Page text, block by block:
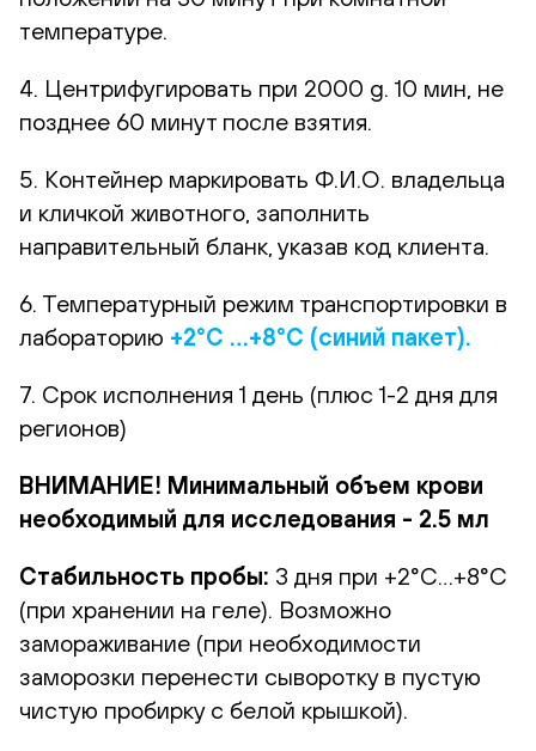
температуре.
4. Центрифугировать при 2000 g. 10 мин, не
позднее 60 минут после взятия.
5. Контейнер маркировать Ф.И.О. владельца
и кличкой животного, заполнить
направительный бланк, указав код клиента.
6. Температурный режим транспортировки в
лабораторию +2°С …+8°С (синий пакет).
7. Срок исполнения 1 день (плюс 1-2 дня для
регионов)
ВНИМАНИЕ! Минимальный объем крови
необходимый для исследования - 2.5 мл
Стабильность пробы: 3 дня при +2°С…+8°С
(при хранении на геле). Возможно
замораживание (при необходимости
заморозки перенести сыворотку в пустую
чистую пробирку с белой крышкой).